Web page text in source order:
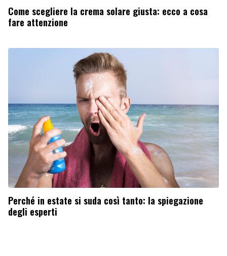
Come scegliere la crema solare giusta: ecco a cosa
fare attenzione
Perché in estate si suda così tanto: la spiegazione
degli esperti